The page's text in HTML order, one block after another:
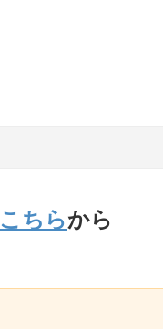
こちらから